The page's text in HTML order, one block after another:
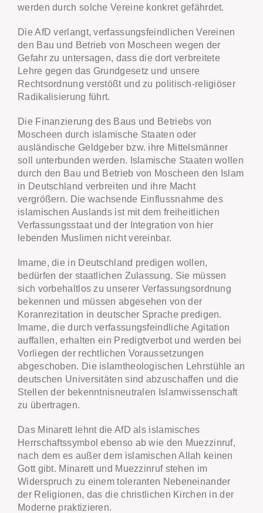
werden durch solche Vereine konkret gefährdet.
Die AfD verlangt, verfassungsfeindlichen Vereinen
den Bau und Betrieb von Moscheen wegen der
Gefahr zu untersagen, dass die dort verbreitete
Lehre gegen das Grundgesetz und unsere
Rechtsordnung verstößt und zu politisch-religiöser
Radikalisierung führt.
Die Finanzierung des Baus und Betriebs von
Moscheen durch islamische Staaten oder
ausländische Geldgeber bzw. ihre Mittelsmänner
soll unterbunden werden. Islamische Staaten wollen
durch den Bau und Betrieb von Moscheen den Islam
in Deutschland verbreiten und ihre Macht
vergrößern. Die wachsende Einflussnahme des
islamischen Auslands ist mit dem freiheitlichen
Verfassungsstaat und der Integration von hier
lebenden Muslimen nicht vereinbar.
Imame, die in Deutschland predigen wollen,
bedürfen der staatlichen Zulassung. Sie müssen
sich vorbehaltlos zu unserer Verfassungsordnung
bekennen und müssen abgesehen von der
Koranrezitation in deutscher Sprache predigen.
Imame, die durch verfassungsfeindliche Agitation
auffallen, erhalten ein Predigtverbot und werden bei
Vorliegen der rechtlichen Voraussetzungen
abgeschoben. Die islamtheologischen Lehrstühle an
deutschen Universitäten sind abzuschaffen und die
Stellen der bekenntnisneutralen Islamwissenschaft
zu übertragen.
Das Minarett lehnt die AfD als islamisches
Herrschaftssymbol ebenso ab wie den Muezzinruf,
nach dem es außer dem islamischen Allah keinen
Gott gibt. Minarett und Muezzinruf stehen im
Widerspruch zu einem toleranten Nebeneinander
der Religionen, das die christlichen Kirchen in der
Moderne praktizieren.